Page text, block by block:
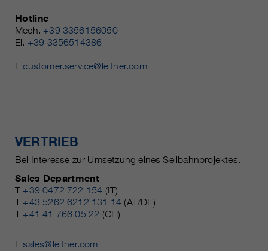
Hotline
Mech. +39 3356156050
El. +39 3356514386
Ecustomer.service@leitner.com
VERTRIEB
Bei Interesse zur Umsetzung eines Seilbahnprojektes.
Sales Department
T +39 0472 722 154 (IT)
T +43 5262 6212 131 14 (AT/DE)
T +41 41 766 05 22 (CH)
Esales@leitner.com